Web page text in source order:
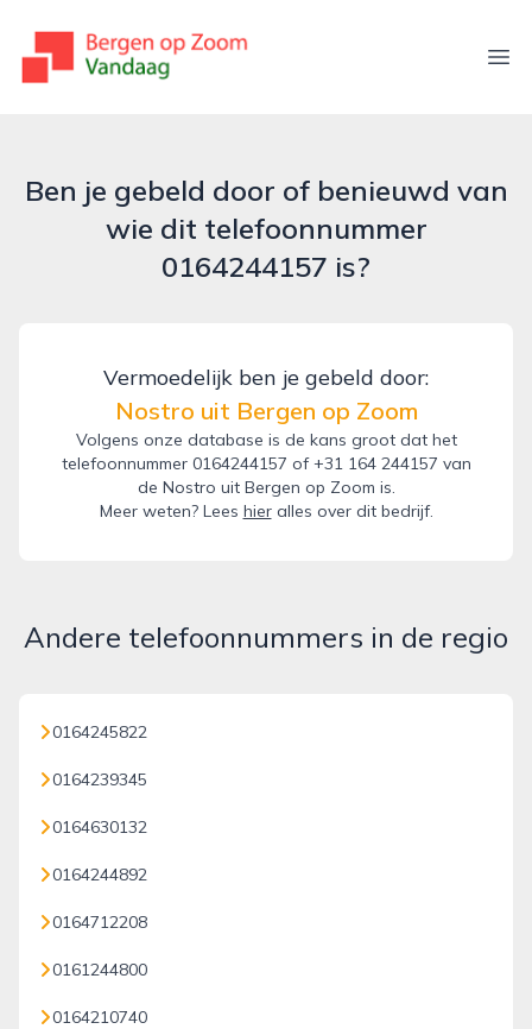
bergenopzoomvandaag.nl
Ben je gebeld door of benieuwd van
wie dit telefoonnummer
0164244157 is?
Vermoedelijk ben je gebeld door:
Nostro uit Bergen op Zoom
Volgens onze database is de kans groot dat het
telefoonnummer 0164244157 of +31 164 244157 van
de Nostro uit Bergen op Zoom is.
Meer weten? Lees hieralles over dit bedrijf.
Andere telefoonnummers in de regio
0164245822
0164239345
0164630132
0164244892
0164712208
0161244800
0164210740